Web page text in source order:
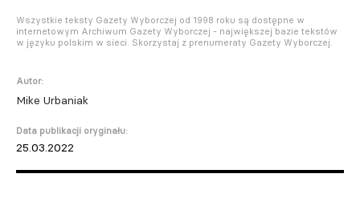
Wszystkie teksty Gazety Wyborczej od 1998 roku są dostępne w
internetowym Archiwum Gazety Wyborczej - największej bazie tekstów
w języku polskim w sieci. Skorzystaj z prenumeraty Gazety Wyborczej.
Autor:
Mike Urbaniak
Data publikacji oryginału:
25.03.2022